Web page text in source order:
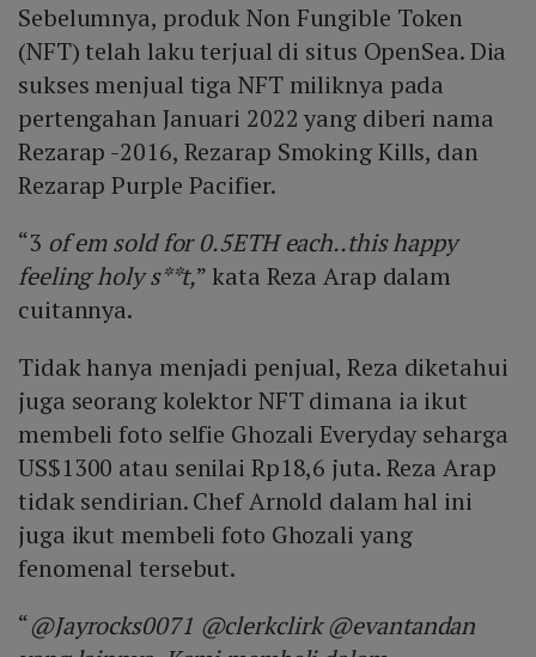
Sebelumnya, produk Non Fungible Token
(NFT) telah laku terjual di situs OpenSea. Dia
sukses menjual tiga NFT miliknya pada
pertengahan Januari 2022 yang diberi nama
Rezarap -2016, Rezarap Smoking Kills, dan
Rezarap Purple Pacifier.
“3 of em sold for 0.5ETH each..this happy
feeling holy s**t,” kata Reza Arap dalam
cuitannya.
Tidak hanya menjadi penjual, Reza diketahui
juga seorang kolektor NFT dimana ia ikut
membeli foto selfie Ghozali Everyday seharga
US$1300 atau senilai Rp18,6 juta. Reza Arap
tidak sendirian. Chef Arnold dalam hal ini
juga ikut membeli foto Ghozali yang
fenomenal tersebut.
“@Jayrocks0071 @clerkclirk @evantandan